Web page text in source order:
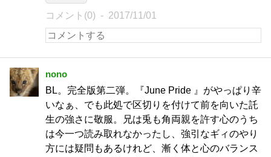
コメント(0) 2017/11/01
nono
BL。完全版第二弾。『June Pride 』がやっぱり辛
いなぁ、でも此処で区切りを付けて前を向いた託
生の強さに敬服。兄は兎も角両親を許す心のうち
は今一つ読み取れなかったし、強引なギィのやり
方には疑問もあるけれど、漸く体と心のバランス